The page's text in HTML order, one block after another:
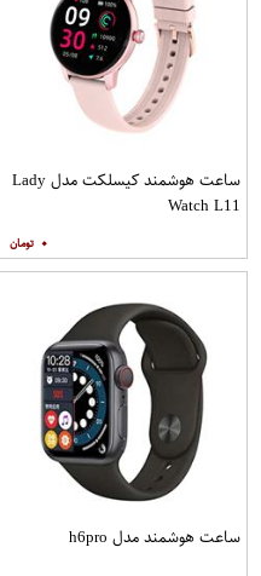
ساعت هوشمند کیسلکت مدل Lady
Watch L11
۰
ساعت هوشمند مدل h6pro